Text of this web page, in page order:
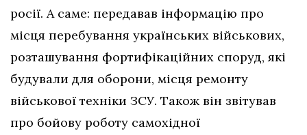
росії. А саме: передавав інформацію про
місця перебування українських військових,
розташування фортифікаційних споруд, які
будували для оборони, місця ремонту
військової техніки ЗСУ. Також він звітував
про бойову роботу самохідної